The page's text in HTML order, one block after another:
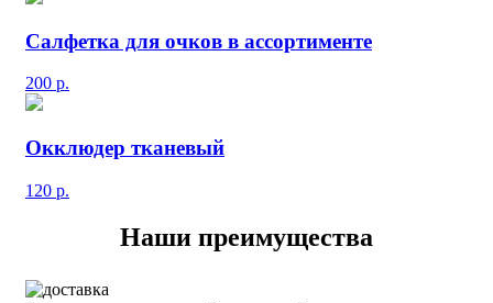
Салфетка для очков в ассортименте
200 р.
Окклюдер тканевый
120 р.
Наши преимущества